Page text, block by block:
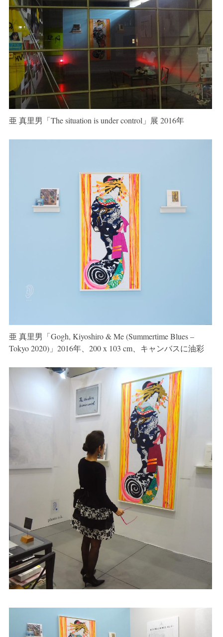
亜 真里男「The situation is under control」展 2016年
亜 真里男「Gogh, Kiyoshiro & Me (Summertime Blues –
Tokyo 2020)」2016年、200 x 103 cm、キャンバスに油彩